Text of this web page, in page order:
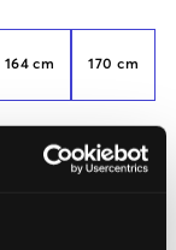
164 cm 170 cm